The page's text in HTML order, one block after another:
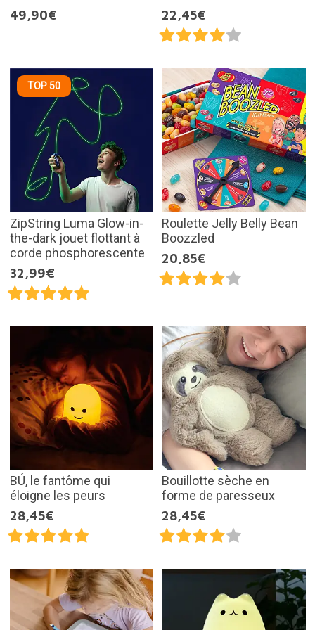
49,90€
22,45€
TOP 50
ZipString Luma Glow-in-
the-dark jouet flottant à
corde phosphorescente
32,99€
Roulette Jelly Belly Bean
Boozzled
20,85€
BÚ, le fantôme qui
éloigne les peurs
28,45€
Bouillotte sèche en
forme de paresseux
28,45€